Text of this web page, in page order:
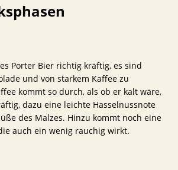
Porter Bier richtig kräftig, es sind
und von starkem Kaffee zu
kommt so durch, als ob er kalt wäre,
dazu eine leichte Hasselnussnote
des Malzes. Hinzu kommt noch eine
auch ein wenig rauchig wirkt.